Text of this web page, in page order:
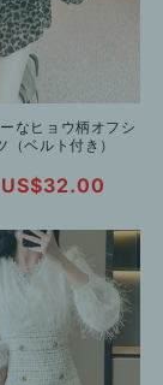
なヒョウ柄オフシ
（ベルト付き）
セ
ル
価
US$32.00